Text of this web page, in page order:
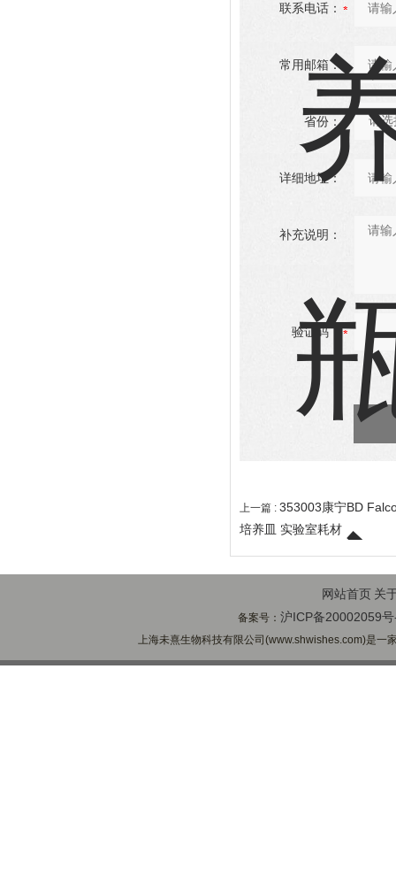
联系电话：
常用邮箱：
省份：
详细地址：
补充说明：
验证码：
上一篇 : 353003康宁BD
培养皿 实验室耗材
网站首页 关
备案号：沪ICP备20002059
上海未熹生物科技有限公司(www.shwishes.com)是一